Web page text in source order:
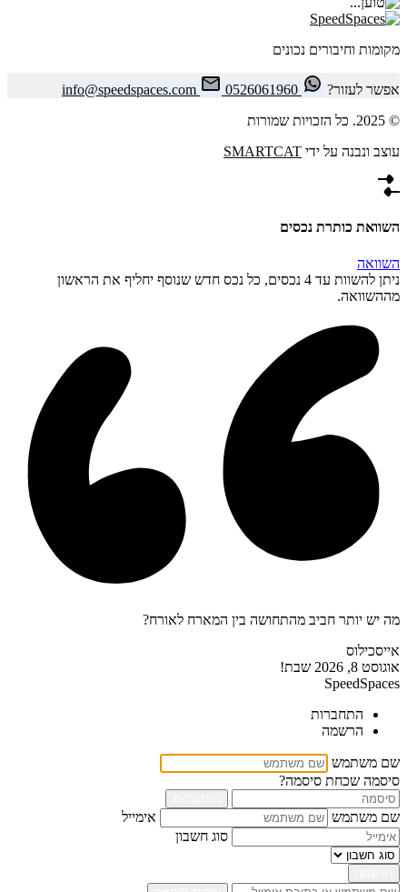
מקומות וחיבורים נכונים
אפשר לעזור? 0526061960
info@speedspaces.com
© 2025. כל הזכויות שמורות
עוצב ונבנה על ידי SMARTCAT
השוואת כותרת נכסים
השוואה
ניתן להשוות עד 4 נכסים, כל נכס חדש שנוסף יחליף את הראשון
מההשוואה.
מה יש יותר חביב מהתחושה בין המארח לאורח?
אייסכילוס
אוגוסט 8, 2026
שבת!
SpeedSpaces
התחברות
הרשמה
שם משתמש
סיסמה שכחת סיסמה?
שם משתמש
אימייל
סוג חשבון